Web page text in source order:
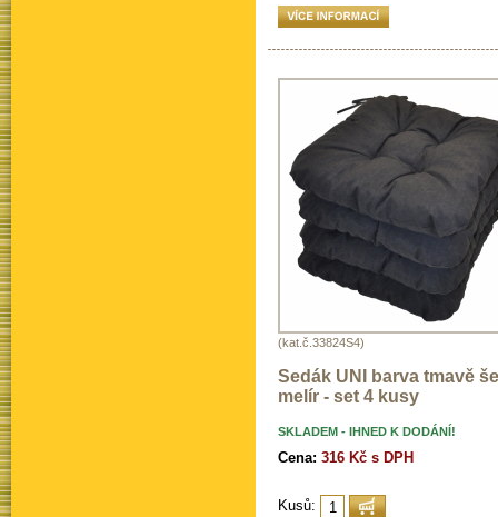
(kat.č.33824S4)
Sedák UNI barva tmavě
melír - set 4 kusy
SKLADEM - IHNED K DODÁNÍ!
Cena: 316 Kč s DPH
Kusů: